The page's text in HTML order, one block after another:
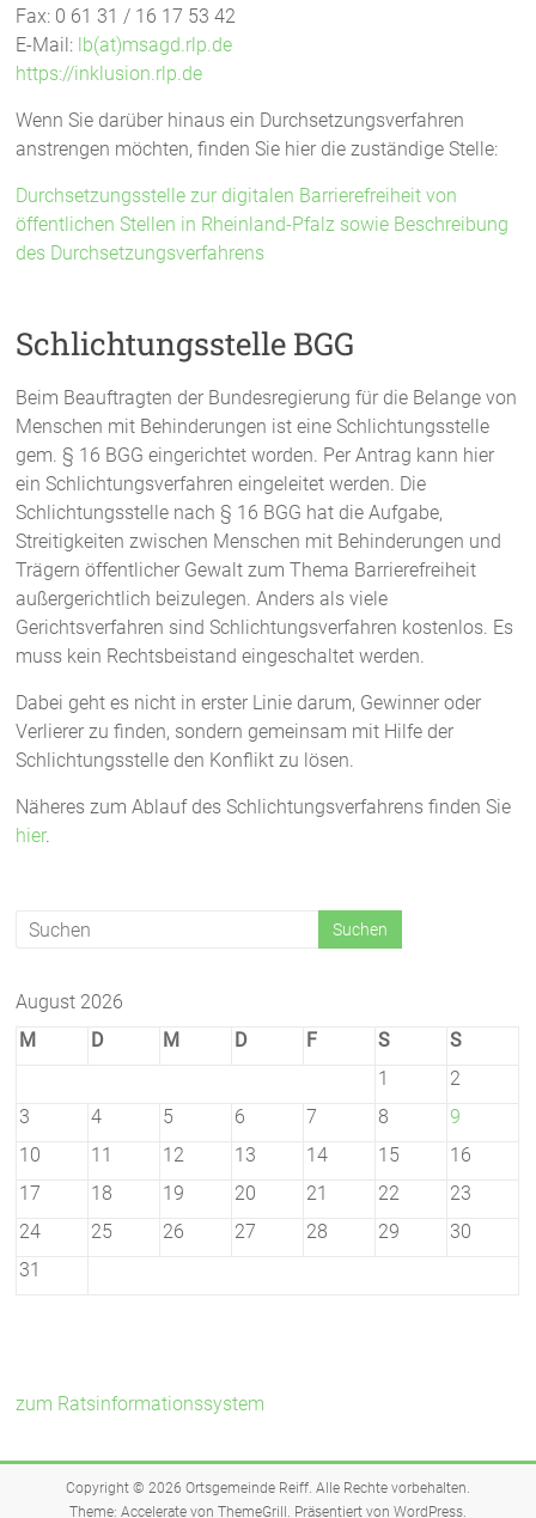
Fax: 0 61 31 / 16 17 53 42
E-Mail: lb(at)msagd.rlp.de
https://inklusion.rlp.de
Wenn Sie darüber hinaus ein Durchsetzungsverfahren
anstrengen möchten, finden Sie hier die zuständige Stelle:
Durchsetzungsstelle zur digitalen Barrierefreiheit von
öffentlichen Stellen in Rheinland-Pfalz sowie Beschreibung
des Durchsetzungsverfahrens
Schlichtungsstelle BGG
Beim Beauftragten der Bundesregierung für die Belange von
Menschen mit Behinderungen ist eine Schlichtungsstelle
gem. § 16 BGG eingerichtet worden. Per Antrag kann hier
ein Schlichtungsverfahren eingeleitet werden. Die
Schlichtungsstelle nach § 16 BGG hat die Aufgabe,
Streitigkeiten zwischen Menschen mit Behinderungen und
Trägern öffentlicher Gewalt zum Thema Barrierefreiheit
außergerichtlich beizulegen. Anders als viele
Gerichtsverfahren sind Schlichtungsverfahren kostenlos. Es
muss kein Rechtsbeistand eingeschaltet werden.
Dabei geht es nicht in erster Linie darum, Gewinner oder
Verlierer zu finden, sondern gemeinsam mit Hilfe der
Schlichtungsstelle den Konflikt zu lösen.
Näheres zum Ablauf des Schlichtungsverfahrens finden Sie
hier.
August 2026
M
D M D F S
S
1
2
3
4 5 6 7 8
9
10
11 12 13 14 15
16
17
18 19 20 21 22
23
24
25 26 27 28 29
30
31
zum Ratsinformationssystem
Copyright © 2026 Ortsgemeinde Reiff. Alle Rechte vorbehalten.
Theme: Acceleratevon ThemeGrill. Präsentiert von WordPress.